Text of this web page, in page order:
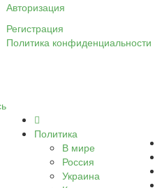
Авторизация
Регистрация
Политика конфиденциальности
Политика
В мире
Россия
Украина